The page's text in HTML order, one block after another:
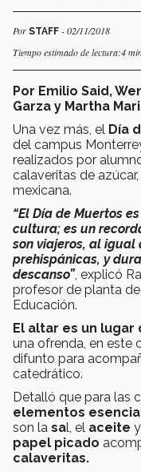
Por STAFF - 02/11/2018
Tiempo estimado de lectura:4
Por Emilio Said,
Garza y Martha
Una vez más, el Día
del campus
realizados por
calaveritas de
mexicana.
“El Día de Muertos
cultura; es un
son viajeros, al igual
prehispánicas, y
descanso”, explicó
profesor de planta
Educación.
El altar es un lugar
una ofrenda, en este
difunto para
catedrático.
Detalló que para las
elementos
son la sal, el aceite
papel picado
calaveritas.